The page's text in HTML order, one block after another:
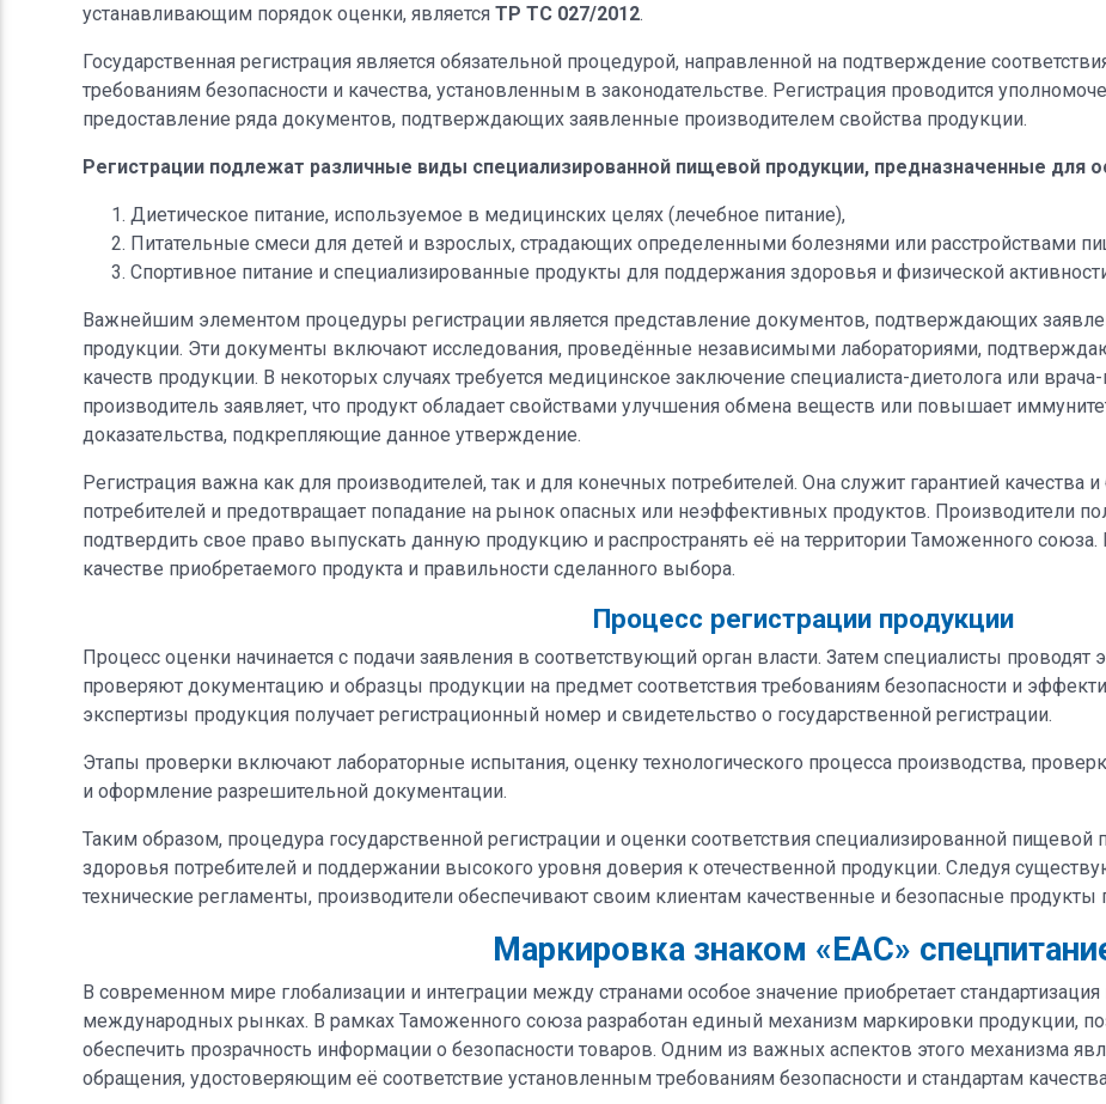
устанавливающим порядок оценки, является ТР ТС 027/2012.
Государственная регистрация является обязательной процедурой, направленной на подтверждение
требованиям безопасности и качества, установленным в законодательстве. Регистрация проводится
предоставление ряда документов, подтверждающих заявленные производителем свойства продукции.
Регистрации подлежат различные виды специализированной пищевой продукции, предназначенные для
Диетическое питание, используемое в медицинских целях (лечебное питание),
Питательные смеси для детей и взрослых, страдающих определенными болезнями или расстройствами
Спортивное питание и специализированные продукты для поддержания здоровья и физической
Важнейшим элементом процедуры регистрации является представление документов, подтверждающих
продукции. Эти документы включают исследования, проведённые независимыми лабораториями,
качеств продукции. В некоторых случаях требуется медицинское заключение специалиста-диетолога или
производитель заявляет, что продукт обладает свойствами улучшения обмена веществ или повышает
доказательства, подкрепляющие данное утверждение.
Регистрация важна как для производителей, так и для конечных потребителей. Она служит гарантией качества
потребителей и предотвращает попадание на рынок опасных или неэффективных продуктов. Производители
подтвердить свое право выпускать данную продукцию и распространять её на территории Таможенного
качестве приобретаемого продукта и правильности сделанного выбора.
Процесс регистрации продукции
Процесс оценки начинается с подачи заявления в соответствующий орган власти. Затем специалисты проводят
проверяют документацию и образцы продукции на предмет соответствия требованиям безопасности и
экспертизы продукция получает регистрационный номер и свидетельство о государственной регистрации.
Этапы проверки включают лабораторные испытания, оценку технологического процесса производства,
и оформление разрешительной документации.
Таким образом, процедура государственной регистрации и оценки соответствия специализированной
здоровья потребителей и поддержании высокого уровня доверия к отечественной продукции. Следуя
технические регламенты, производители обеспечивают своим клиентам качественные и безопасные продукты
Маркировка знаком «ЕАС»
В современном мире глобализации и интеграции между странами особое значение приобретает
международных рынках. В рамках Таможенного союза разработан единый механизм маркировки продукции,
обеспечить прозрачность информации о безопасности товаров. Одним из важных аспектов этого механизма
обращения, удостоверяющим её соответствие установленным требованиям безопасности и стандартам